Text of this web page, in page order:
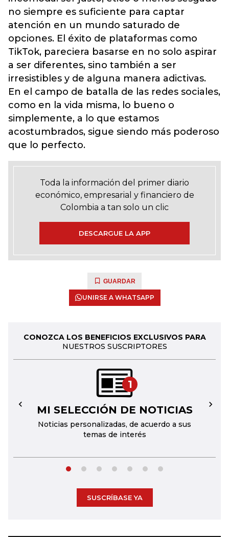
no siempre es suficiente para captar
atención en un mundo saturado de
opciones. El éxito de plataformas como
TikTok, pareciera basarse en no solo aspirar
a ser diferentes, sino también a ser
irresistibles y de alguna manera adictivas.
En el campo de batalla de las redes sociales,
como en la vida misma, lo bueno o
simplemente, a lo que estamos
acostumbrados, sigue siendo más poderoso
que lo perfecto.
Toda la información del primer diario
económico, empresarial y financiero de
Colombia a tan solo un clic
DESCARGUE LA APP
GUARDAR
UNIRSE A WHATSAPP
CONOZCA LOS BENEFICIOS EXCLUSIVOS PARA
NUESTROS SUSCRIPTORES
1
MI SELECCIÓN DE NOTICIAS
Noticias personalizadas, de acuerdo a sus
temas de interés
← →
SUSCRÍBASE YA